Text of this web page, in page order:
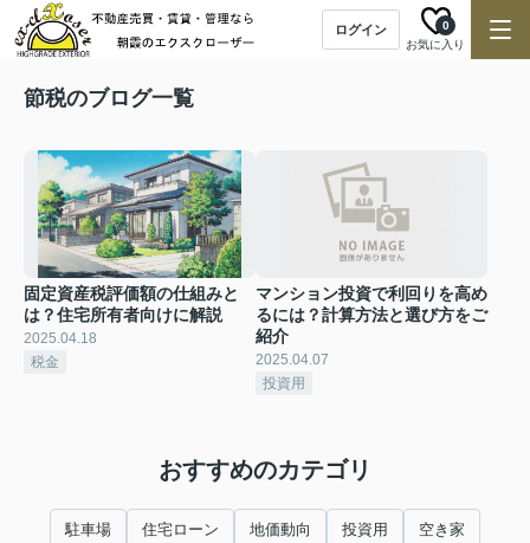
ログイン
お気に入り
0
節税のブログ一覧
固定資産税評価額の仕組みと
は？住宅所有者向けに解説
2025.04.18
税金
マンション投資で利回りを高め
るには？計算方法と選び方をご
紹介
2025.04.07
投資用
おすすめのカテゴリ
駐車場 住宅ローン 地価動向 投資用 空き家